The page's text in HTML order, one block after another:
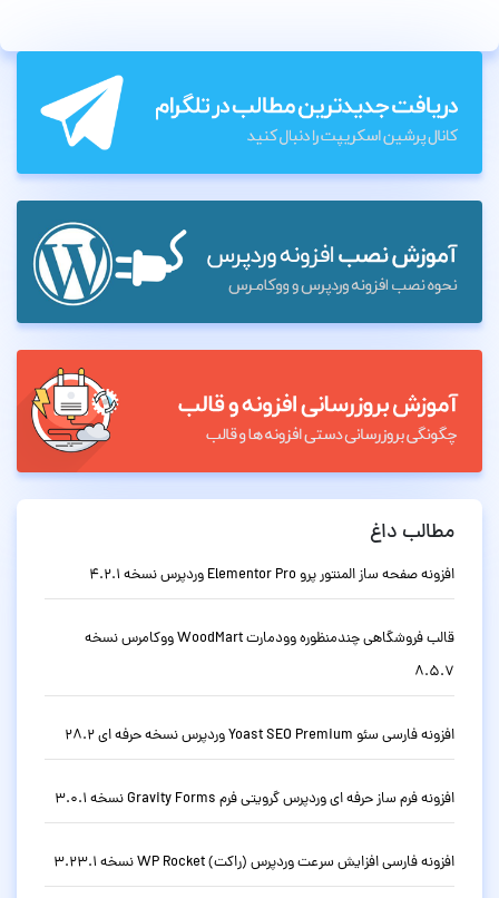
مطالب داغ
افزونه صفحه ساز المنتور پرو Elementor Pro وردپرس نسخه 4.2.1
قالب فروشگاهی چندمنظوره وودمارت WoodMart ووکامرس نسخه
8.5.7
افزونه فارسی سئو Yoast SEO Premium وردپرس نسخه حرفه ای 28.2
افزونه فرم ساز حرفه ای وردپرس گرویتی فرم Gravity Forms نسخه 3.0.1
افزونه فارسی افزایش سرعت وردپرس (راکت) WP Rocket نسخه 3.23.1